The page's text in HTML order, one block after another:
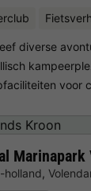
diverse
voor
Kroon
Marinapark
holland,